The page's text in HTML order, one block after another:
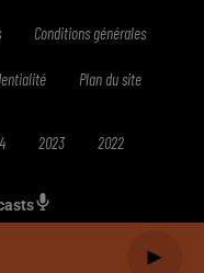
Conditions générales
Plan du site
2023 2022